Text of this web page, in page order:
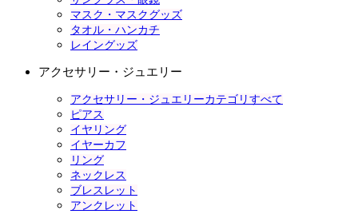
マスク・マスクグッズ
タオル・ハンカチ
レイングッズ
アクセサリー・ジュエリー
アクセサリー・ジュエリーカテゴリすべて
ピアス
イヤリング
イヤーカフ
リング
ネックレス
ブレスレット
アンクレット